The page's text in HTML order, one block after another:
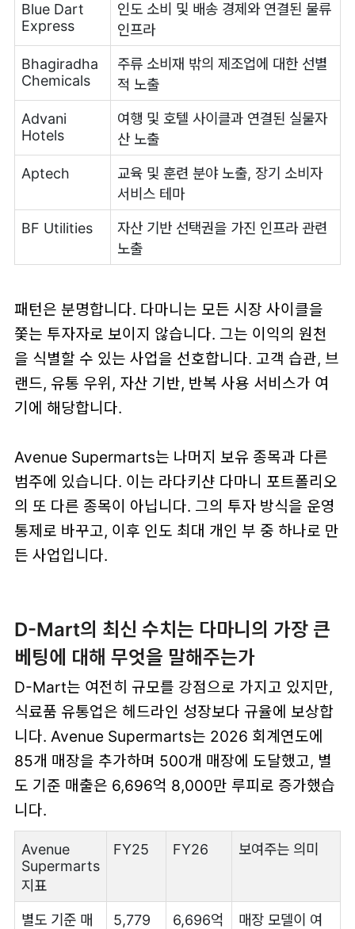
Blue Dart
Express
인도 소비 및 배송 경제와 연결된 물류
인프라
Bhagiradha
Chemicals
주류 소비재 밖의 제조업에 대한 선별
적 노출
Advani
Hotels
여행 및 호텔 사이클과 연결된 실물자
산 노출
Aptech
교육 및 훈련 분야 노출, 장기 소비자
서비스 테마
BF Utilities
자산 기반 선택권을 가진 인프라 관련
노출
패턴은 분명합니다. 다마니는 모든 시장 사이클을
쫓는 투자자로 보이지 않습니다. 그는 이익의 원천
을 식별할 수 있는 사업을 선호합니다. 고객 습관, 브
랜드, 유통 우위, 자산 기반, 반복 사용 서비스가 여
기에 해당합니다.
Avenue Supermarts는 나머지 보유 종목과 다른
범주에 있습니다. 이는 라다키샨 다마니 포트폴리오
의 또 다른 종목이 아닙니다. 그의 투자 방식을 운영
통제로 바꾸고, 이후 인도 최대 개인 부 중 하나로 만
든 사업입니다.
D-Mart의 최신 수치는 다마니의 가장 큰
베팅에 대해 무엇을 말해주는가
D-Mart는 여전히 규모를 강점으로 가지고 있지만,
식료품 유통업은 헤드라인 성장보다 규율에 보상합
니다. Avenue Supermarts는 2026 회계연도에
85개 매장을 추가하며 500개 매장에 도달했고, 별
도 기준 매출은 6,696억 8,000만 루피로 증가했습
니다.
Avenue
Supermarts
지표
FY25 FY26 보여주는 의미
별도 기준 매
5,779
6,696억
매장 모델이 여